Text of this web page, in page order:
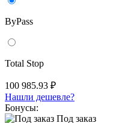
ByPass
Total Stop
100 985.93 ₽
Нашли дешевле?
Бонусы:
Под заказ